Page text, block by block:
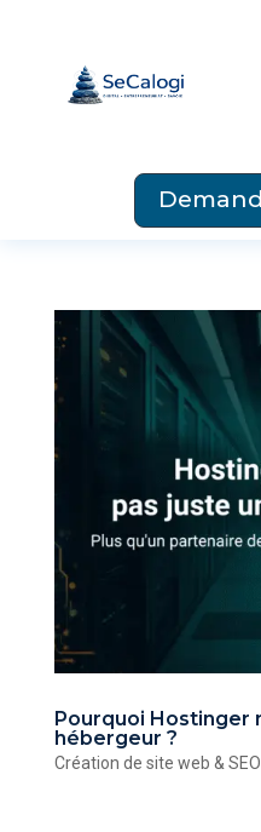
Pourquoi Hostinger
hébergeur ?
Création de site web & SEO